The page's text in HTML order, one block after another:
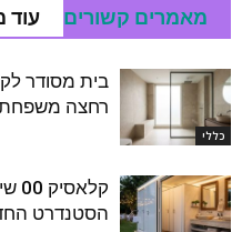
מאמרים קשורים עוד
כללי
בית מסודר
רחצה
הסטנדרט